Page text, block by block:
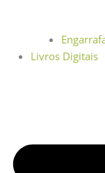
Livros Digitais